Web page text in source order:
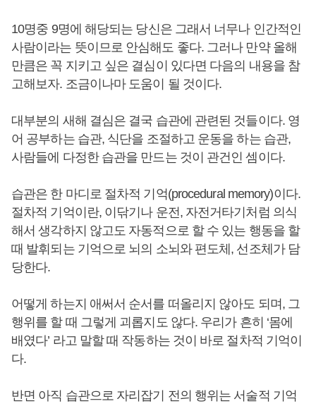
10명중 9명에 해당되는 당신은 그래서 너무나 인간적인
사람이라는 뜻이므로 안심해도 좋다. 그러나 만약 올해
만큼은 꼭 지키고 싶은 결심이 있다면 다음의 내용을 참
고해보자. 조금이나마 도움이 될 것이다.
대부분의 새해 결심은 결국 습관에 관련된 것들이다. 영
어 공부하는 습관, 식단을 조절하고 운동을 하는 습관,
사람들에 다정한 습관을 만드는 것이 관건인 셈이다.
습관은 한 마디로 절차적 기억(procedural memory)이다.
절차적 기억이란, 이닦기나 운전, 자전거타기처럼 의식
해서 생각하지 않고도 자동적으로 할 수 있는 행동을 할
때 발휘되는 기억으로 뇌의 소뇌와 편도체, 선조체가 담
당한다.
어떻게 하는지 애써서 순서를 떠올리지 않아도 되며, 그
행위를 할 때 그렇게 괴롭지도 않다. 우리가 흔히 ‘몸에
배였다’ 라고 말할 때 작동하는 것이 바로 절차적 기억이
다.
반면 아직 습관으로 자리잡기 전의 행위는 서술적 기억